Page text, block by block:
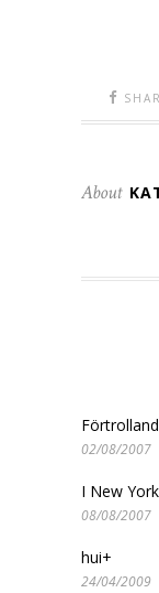
About
02/08/2007
I New
08/08/2007
hui+
24/04/2009